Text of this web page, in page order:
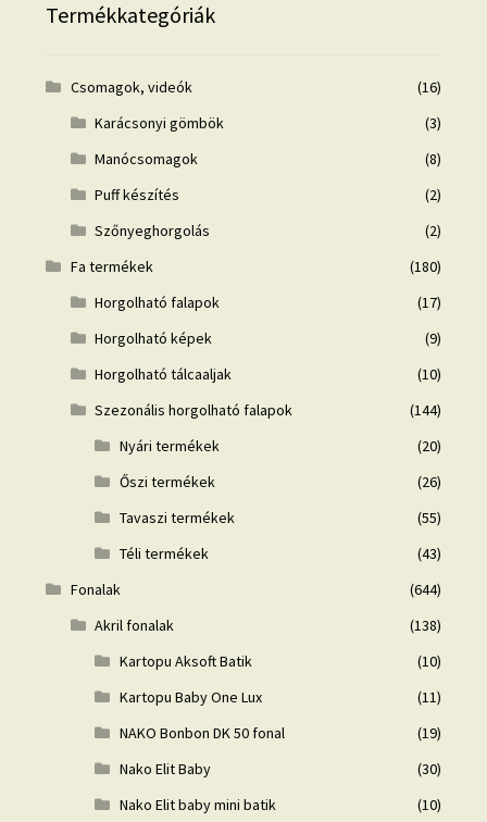
Termékkategóriák
Csomagok, videók
(16)
Karácsonyi gömbök
(3)
Manócsomagok
(8)
Puff készítés
(2)
Szőnyeghorgolás
(2)
Fa termékek
(180)
Horgolható falapok
(17)
Horgolható képek
(9)
Horgolható tálcaaljak
(10)
Szezonális horgolható falapok
(144)
Nyári termékek
(20)
Őszi termékek
(26)
Tavaszi termékek
(55)
Téli termékek
(43)
Fonalak
(644)
Akril fonalak
(138)
Kartopu Aksoft Batik
(10)
Kartopu Baby One Lux
(11)
NAKO Bonbon DK 50 fonal
(19)
Nako Elit Baby
(30)
Nako Elit baby mini batik
(10)